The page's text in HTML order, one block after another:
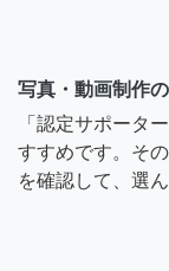
写真・動画制作
「認定サポータ
すすめです。そ
を確認して、選